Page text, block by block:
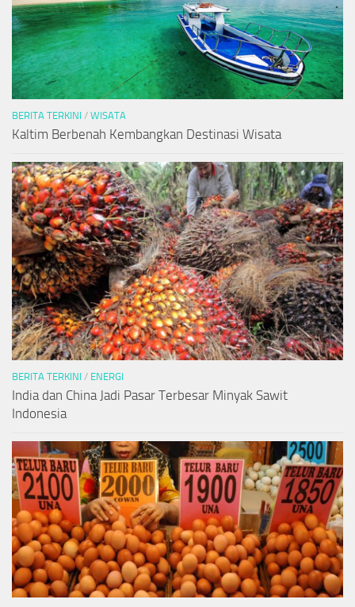
BERITA TERKINI / WISATA
Kaltim Berbenah Kembangkan Destinasi Wisata
BERITA TERKINI / ENERGI
India dan China Jadi Pasar Terbesar Minyak Sawit
Indonesia